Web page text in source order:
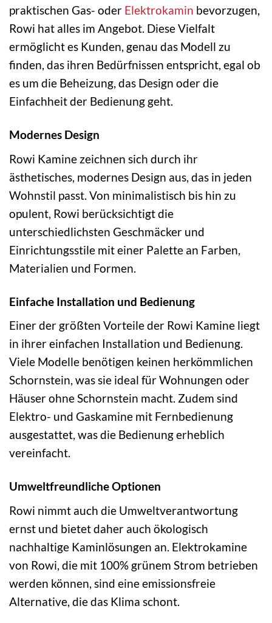
praktischen Gas- oder Elektrokamin bevorzugen,
Rowi hat alles im Angebot. Diese Vielfalt
ermöglicht es Kunden, genau das Modell zu
finden, das ihren Bedürfnissen entspricht, egal ob
es um die Beheizung, das Design oder die
Einfachheit der Bedienung geht.
Modernes Design
Rowi Kamine zeichnen sich durch ihr
ästhetisches, modernes Design aus, das in jeden
Wohnstil passt. Von minimalistisch bis hin zu
opulent, Rowi berücksichtigt die
unterschiedlichsten Geschmäcker und
Einrichtungsstile mit einer Palette an Farben,
Materialien und Formen.
Einfache Installation und Bedienung
Einer der größten Vorteile der Rowi Kamine liegt
in ihrer einfachen Installation und Bedienung.
Viele Modelle benötigen keinen herkömmlichen
Schornstein, was sie ideal für Wohnungen oder
Häuser ohne Schornstein macht. Zudem sind
Elektro- und Gaskamine mit Fernbedienung
ausgestattet, was die Bedienung erheblich
vereinfacht.
Umweltfreundliche Optionen
Rowi nimmt auch die Umweltverantwortung
ernst und bietet daher auch ökologisch
nachhaltige Kaminlösungen an. Elektrokamine
von Rowi, die mit 100% grünem Strom betrieben
werden können, sind eine emissionsfreie
Alternative, die das Klima schont.